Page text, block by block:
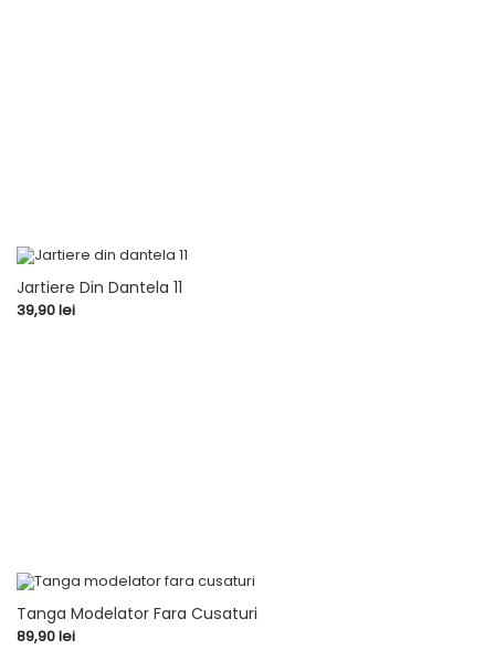
Jartiere Din Dantela 11
Pret
39,90 lei
Tanga Modelator Fara Cusaturi
Pret
89,90 lei